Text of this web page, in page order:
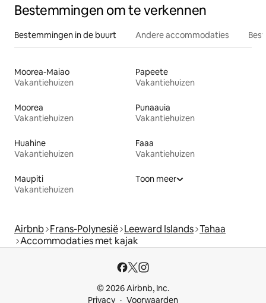
Bestemmingen om te verkennen
Bestemmingen in de buurt Andere accommodaties
Moorea-Maiao
Vakantiehuizen
Papeete
Vakantiehuizen
Moorea
Vakantiehuizen
Punaauia
Vakantiehuizen
Huahine
Vakantiehuizen
Faaa
Vakantiehuizen
Maupiti
Vakantiehuizen
Toon meer
Airbnb Frans-Polynesië Leeward Islands Tahaa
Accommodaties met kajak
© 2026 Airbnb, Inc.
Privacy
Voorwaarden